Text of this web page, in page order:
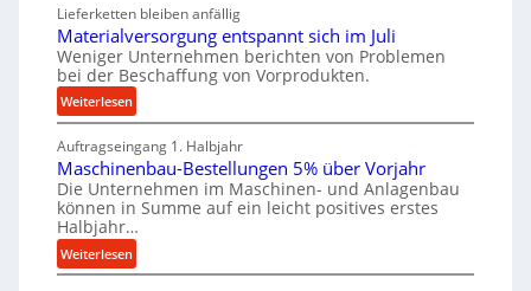
t
z
t
i
l
e
n
n
i
g
e
W
z
e
u
t
s
h
e
W
s
Lieferketten bleiben anfällig
Materialversorgung entspannt sich im Juli
Weniger Unternehmen berichten von Problemen
bei der Beschaffung von Vorprodukten.
Weiterlesen:
M
a
t
e
r
i
a
l
Auftragseingang 1. Halbjahr
Maschinenbau-Bestellungen 5% über Vorjahr
Die Unternehmen im Maschinen- und Anlagenbau
können in Summe auf ein leicht positives erstes
Halbjahr…
Weiterlesen:
M